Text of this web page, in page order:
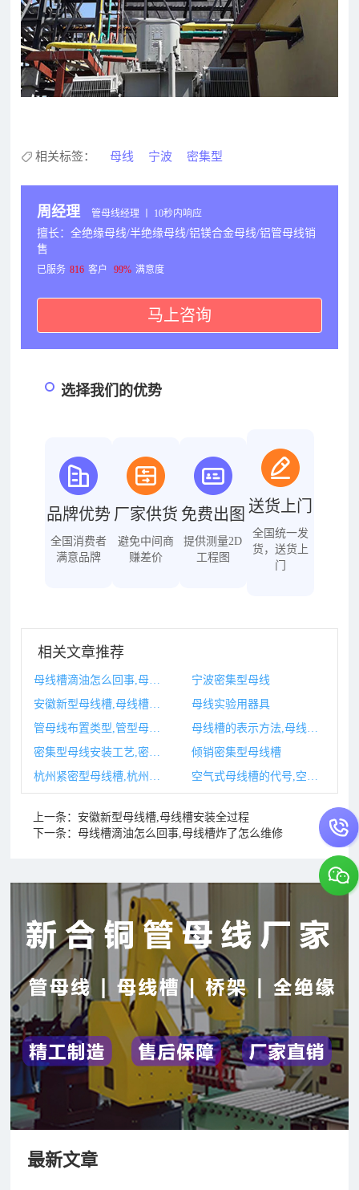
相关标签： 母线 宁波 密集型
周经理 管母线经理 丨 10秒内响应
擅长：全绝缘母线/半绝缘母线/铝镁合金母线/铝管母线销
售
已服务 816 客户 99% 满意度
马上咨询
选择我们的优势
品牌优势
全国消费者
满意品牌
厂家供货
避免中间商
赚差价
免费出图
提供测量2D
工程图
送货上门
全国统一发
货，送货上
门
相关文章推荐
宁波密集型母线
母线实验用器具
倾销密集型母线槽
上一条： 安徽新型母线槽,母线槽安装全过程
下一条：母线槽滴油怎么回事,母线槽炸了怎么维修
最新文章